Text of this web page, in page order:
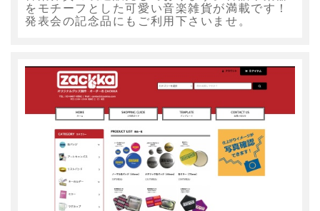
をモチーフとした可愛い音楽雑貨が満載です！
発表会の記念品にもご利用下さいませ。